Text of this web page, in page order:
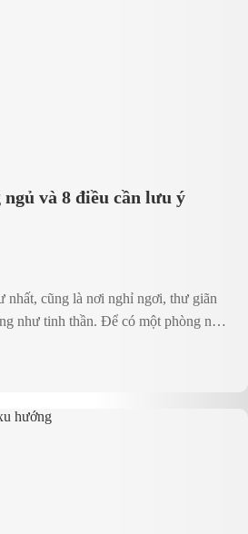
và 8 điều cần lưu ý
nhất, cũng là nơi nghỉ ngơi, thư giãn
như tinh thần. Để có một phòng ngủ
và các vật dụng trang trí… ...